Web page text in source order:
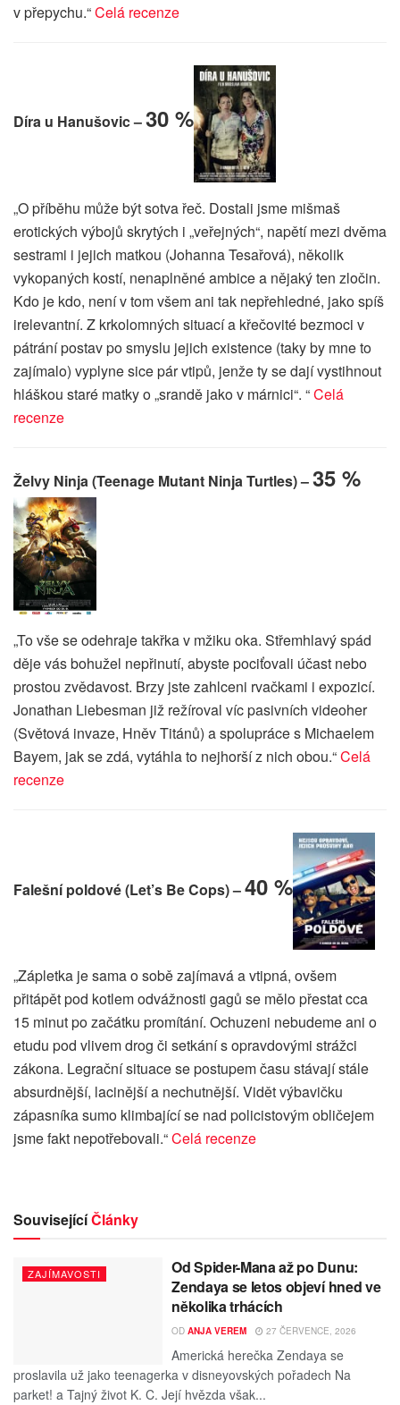
v přepychu.“Celá recenze
Díra u Hanušovic –30 %
„O příběhu může být sotva řeč. Dostali jsme mišmaš
erotických výbojů skrytých i „veřejných“, napětí mezi dvěma
sestrami i jejich matkou (Johanna Tesařová), několik
vykopaných kostí, nenaplněné ambice a nějaký ten zločin.
Kdo je kdo, není v tom všem ani tak nepřehledné, jako spíš
irelevantní. Z krkolomných situací a křečovité bezmoci v
pátrání postav po smyslu jejich existence (taky by mne to
zajímalo) vyplyne sice pár vtipů, jenže ty se dají vystihnout
hláškou staré matky o „srandě jako v márnici“. “Celá
recenze
Želvy Ninja (Teenage Mutant Ninja Turtles) –35 %
„To vše se odehraje takřka v mžiku oka. Střemhlavý spád
děje vás bohužel nepřinutí, abyste pociťovali účast nebo
prostou zvědavost. Brzy jste zahlceni rvačkami i expozicí.
Jonathan Liebesman již režíroval víc pasivních videoher
(Světová invaze, Hněv Titánů) a spolupráce s Michaelem
Bayem, jak se zdá, vytáhla to nejhorší z nich obou.“Celá
recenze
Falešní poldové (Let’s Be Cops) –40 %
„Zápletka je sama o sobě zajímavá a vtipná, ovšem
přitápět pod kotlem odvážnosti gagů se mělo přestat cca
15 minut po začátku promítání. Ochuzeni nebudeme ani o
etudu pod vlivem drog či setkání s opravdovými strážci
zákona. Legrační situace se postupem času stávají stále
absurdnější, lacinější a nechutnější. Vidět výbavičku
zápasníka sumo klimbající se nad policistovým obličejem
jsme fakt nepotřebovali.“Celá recenze
SouvisejícíČlánky
ZAJÍMAVOSTI
Od Spider-Mana až po Dunu:
Zendaya se letos objeví hned ve
několika trhácích
OD ANJA VEREM 27 ČERVENCE, 2026
Americká herečka Zendaya se
proslavila už jako teenagerka v disneyovských pořadech Na
parket! a Tajný život K. C. Její hvězda však...